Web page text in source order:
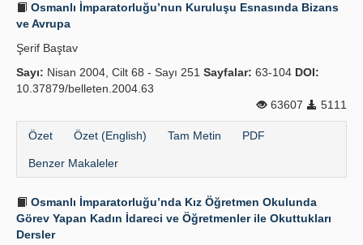
İlkeler
Kılavuzlar
Osmanlı İmparatorluğu’nun Kuruluşu Esnasında Bizans
ve Avrupa
Şerif Baştav
Sayı: Nisan 2004, Cilt 68 - Sayı 251 Sayfalar: 63-104 DOI:
10.37879/belleten.2004.63
63607
5111
Özet Özet (English) Tam Metin PDF
Benzer Makaleler
Osmanlı İmparatorluğu’nda Kız Öğretmen Okulunda
Görev Yapan Kadın İdareci ve Öğretmenler ile Okuttukları
Dersler